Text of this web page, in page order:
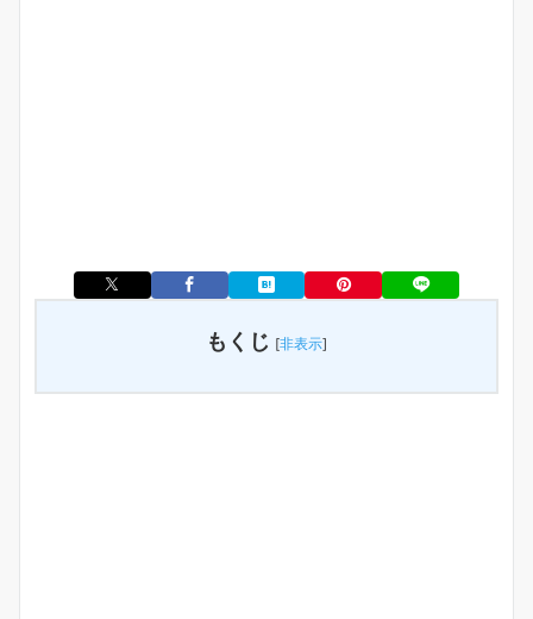
もくじ [非表示]